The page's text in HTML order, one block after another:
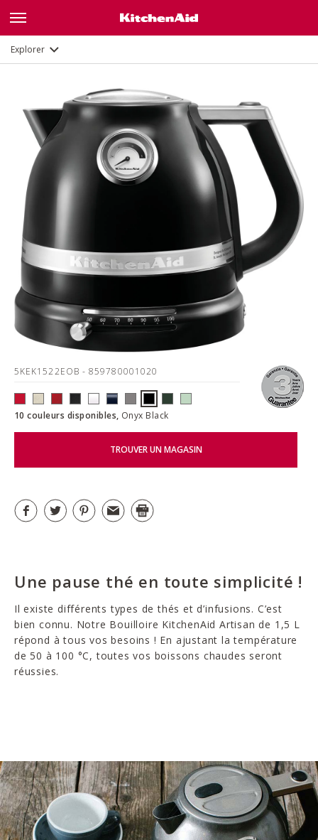
ExplorerGalerie
5KEK1522EOB - 859780001020
10 couleurs disponibles, Onyx Black
TROUVER UN MAGASIN
Une pause thé en toute simplicité !
Il existe différents types de thés et d’infusions. C’est
bien connu. Notre Bouilloire KitchenAid Artisan de 1,5 L
répond à tous vos besoins ! En ajustant la température
de 50 à 100 °C, toutes vos boissons chaudes seront
réussies.